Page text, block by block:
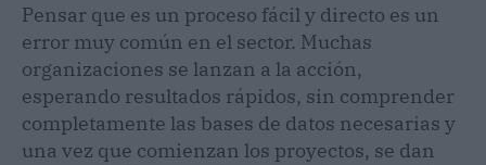
Pensar que es un proceso fácil y directo es un
error muy común en el sector. Muchas
organizaciones se lanzan a la acción,
esperando resultados rápidos, sin comprender
completamente las bases de datos necesarias y
una vez que comienzan los proyectos, se dan